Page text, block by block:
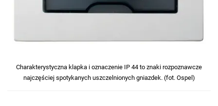
Charakterystyczna klapka i oznaczenie IP 44 to znaki rozpoznawcze
najczęściej spotykanych uszczelnionych gniazdek. (fot. Ospel)